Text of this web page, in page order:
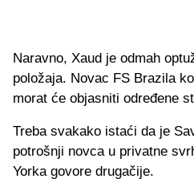
Naravno, Xaud je odmah
položaja. Novac FS Brazila
morat će objasniti određene
Treba svakako istaći da je
potrošnji novca u privatne
Yorka govore drugačije.